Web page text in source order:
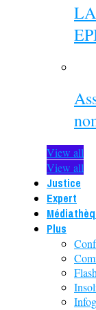
View all
View all
Justice
Expert
Plus